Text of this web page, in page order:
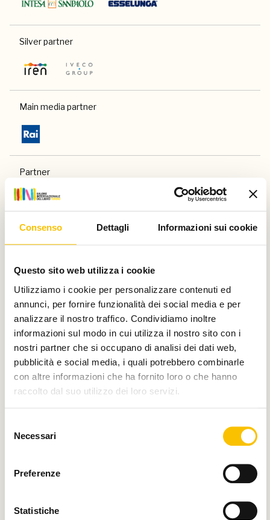
Consenso Dettagli Informazioni sui cookie
Questo sito web utilizza i cookie
Utilizziamo i cookie per personalizzare contenuti ed
annunci, per fornire funzionalità dei social media e per
analizzare il nostro traffico. Condividiamo inoltre
informazioni sul modo in cui utilizza il nostro sito con i
nostri partner che si occupano di analisi dei dati web,
pubblicità e social media, i quali potrebbero combinarle
con altre informazioni che ha fornito loro o che hanno
raccolto dal suo utilizzo dei loro servizi.
delNecessari
Preferenze
Statistiche
Silver partner
Main media partner
Partner
Con il contributo di
Charity partner
Paese ospite d'onore